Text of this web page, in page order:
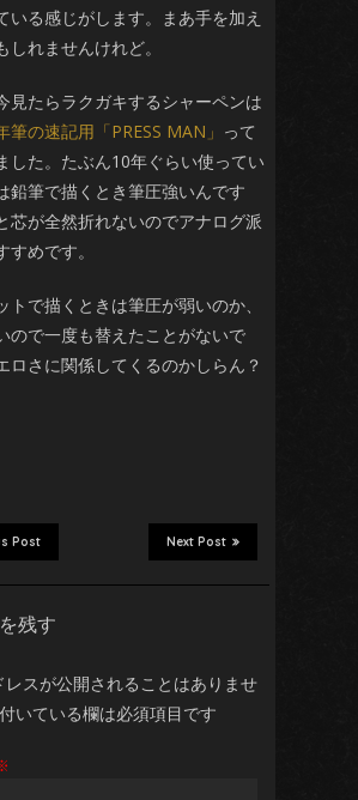
いる感じがします。まあ手を加え
しれませんけれど。
見たらラクガキするシャーペンは
筆の速記用「PRESS MAN」 って
した。たぶん10年ぐらい使ってい
鉛筆で描くとき筆圧強いんです
芯が全然折れないのでアナログ派
めです。
トで描くときは筆圧が弱いのか、
ので一度も替えたことがないで
ロさに関係してくるのかしらん？
Next Post
Post
残す
レスが公開されることはありませ
いている欄は必須項目です